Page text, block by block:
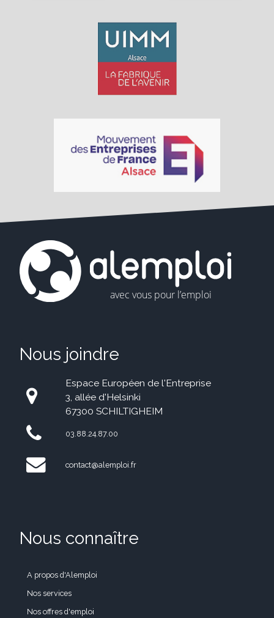
Nous joindre
Espace Européen de l'Entreprise
3, allée d'Helsinki
67300 SCHILTIGHEIM
03.88.24.87.00
contact@alemploi.fr
Nous connaître
A propos d'Alemploi
Nos services
Nos offres d'emploi